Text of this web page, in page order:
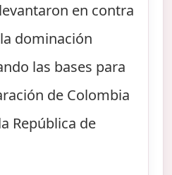
en contra
dominación
las bases para
de Colombia
República de